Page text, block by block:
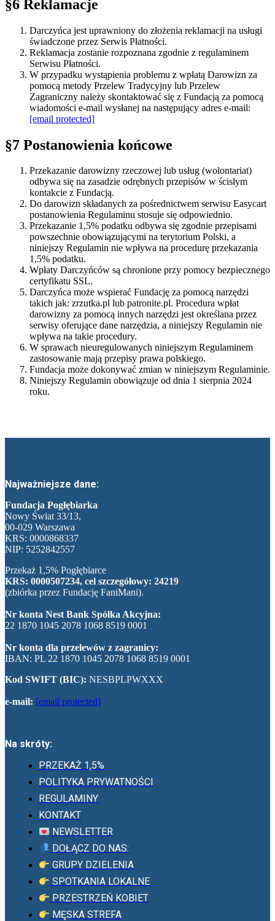
§6 Reklamacje
Darczyńca jest uprawniony do złożenia reklamacji na usługi
świadczone przez Serwis Płatności.
Reklamacja zostanie rozpoznana zgodnie z regulaminem
Serwisu Płatności.
W przypadku wystąpienia problemu z wpłatą Darowizn za
pomocą metody Przelew Tradycyjny lub Przelew
Zagraniczny należy skontaktować się z Fundacją za pomocą
wiadomości e-mail wysłanej na następujący adres e-mail:
[email protected]
§7 Postanowienia końcowe
Przekazanie darowizny rzeczowej lub usług (wolontariat)
odbywa się na zasadzie odrębnych przepisów w ścisłym
kontakcie z Fundacją.
Do darowizn składanych za pośrednictwem serwisu Easycart
postanowienia Regulaminu stosuje się odpowiednio.
Przekazanie 1,5% podatku odbywa się zgodnie przepisami
powszechnie obowiązującymi na terytorium Polski, a
niniejszy Regulamin nie wpływa na procedurę przekazania
1,5% podatku.
Wpłaty Darczyńców są chronione przy pomocy bezpiecznego
certyfikatu SSL.
Darczyńca może wspierać Fundację za pomocą narzędzi
takich jak: zrzutka.pl lub patronite.pl. Procedura wpłat
darowizny za pomocą innych narzędzi jest określana przez
serwisy oferujące dane narzędzia, a niniejszy Regulamin nie
wpływa na takie procedury.
W sprawach nieuregulowanych niniejszym Regulaminem
zastosowanie mają przepisy prawa polskiego.
Fundacja może dokonywać zmian w niniejszym Regulaminie.
Niniejszy Regulamin obowiązuje od dnia 1 sierpnia 2024
roku.
Najważniejsze dane:
Fundacja Pogłębiarka
Nowy Świat 33/13,
00-029 Warszawa
KRS: 0000868337
NIP: 5252842557
Przekaż 1,5% Pogłębiarce
KRS: 0000507234, cel szczegółowy: 24219
(zbiórka przez Fundację FaniMani).
Nr konta Nest Bank Spółka Akcyjna:
22 1870 1045 2078 1068 8519 0001
Nr konta dla przelewów z zagranicy:
IBAN: PL 22 1870 1045 2078 1068 8519 0001
Kod SWIFT (BIC): NESBPLPWXXX
e-mail: [email protected]
Na skróty:
PRZEKAŻ 1,5%
POLITYKA PRYWATNOŚCI
REGULAMINY
KONTAKT
NEWSLETTER
DOŁĄCZ DO NAS:
GRUPY DZIELENIA
SPOTKANIA LOKALNE
PRZESTRZEŃ KOBIET
MĘSKA STREFA